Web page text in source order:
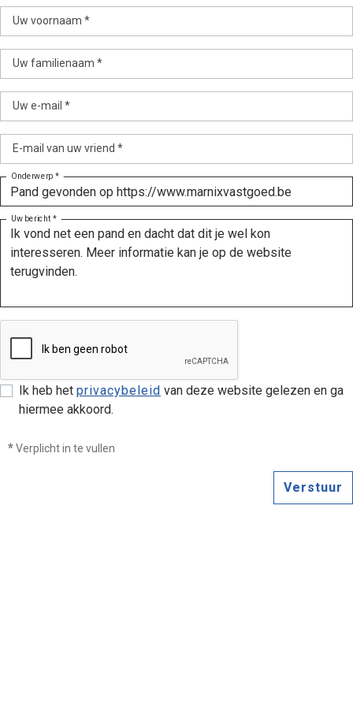
Uw voornaam *
Uw familienaam *
Uw e-mail *
E-mail van uw vriend *
Onderwerp *
Uw bericht *
Ik heb het privacybeleid van deze website gelezen en ga
hiermee akkoord.
*Verplicht in te vullen
Verstuur